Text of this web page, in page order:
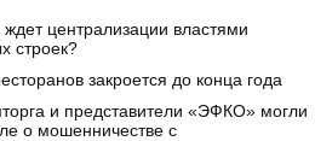
централизации властями
строек?
закроется до конца года
и представители «ЭФКО» могли
о мошенничестве с